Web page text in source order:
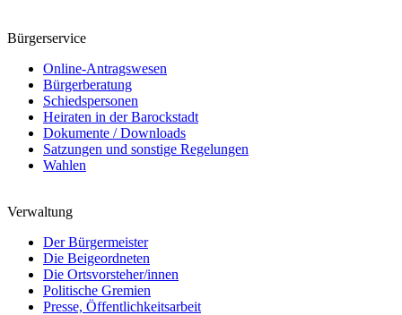
Bürgerservice
Online-Antragswesen
Bürgerberatung
Schiedspersonen
Heiraten in der Barockstadt
Dokumente / Downloads
Satzungen und sonstige Regelungen
Wahlen
Verwaltung
Der Bürgermeister
Die Beigeordneten
Die Ortsvorsteher/innen
Politische Gremien
Presse, Öffentlichkeitsarbeit